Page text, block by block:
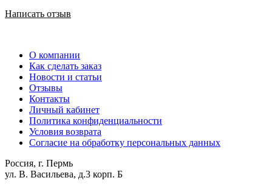
Написать отзыв
О компании
Как сделать заказ
Новости и статьи
Отзывы
Контакты
Личный кабинет
Политика конфиденциальности
Условия возврата
Согласие на обработку персональных данных
Россия, г. Пермь
ул. В. Васильева, д.3 корп. Б